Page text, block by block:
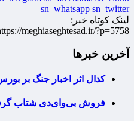
sn_whatsapp sn_twitter
لینک کوتاه خبر:
meghiaseghtesad.ir/?p=5758
آخرین خبرها
کدال اثر اخبار جنگ بر
فروش بی‌وای‌دی شتاب